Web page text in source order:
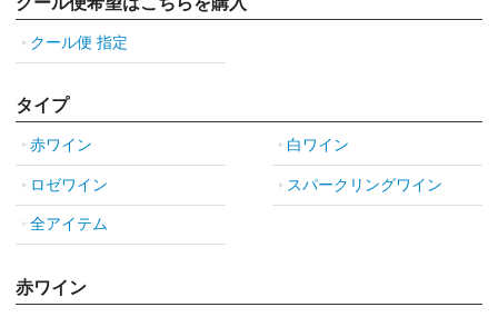
クール便 指定
タイプ
赤ワイン 白ワイン
ロゼワイン スパークリングワイン
全アイテム
赤ワイン